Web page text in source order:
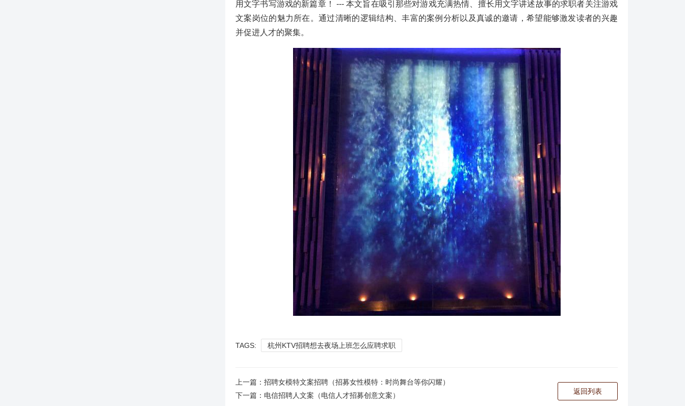
用文字书写游戏的新篇章！ --- 本文旨在吸引那些对游戏充满热情、擅长用文字讲述故事的求职者关注游戏
文案岗位的魅力所在。通过清晰的逻辑结构、丰富的案例分析以及真诚的邀请，希望能够激发读者的兴趣
并促进人才的聚集。
TAGS: 杭州KTV招聘想去夜场上班怎么应聘求职
返回列表
上一篇： 招聘女模特文案招聘（招募女性模特：时尚舞台等你闪耀）
下一篇： 电信招聘人文案（电信人才招募创意文案）